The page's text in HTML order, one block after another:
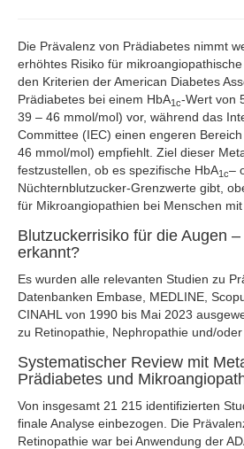
Die Prävalenz von Prädiabetes nimmt
erhöhtes Risiko für
den Kriterien der American Diabetes
Prädiabetes bei einem HbA1c-Wert von
39 – 46 mmol/mol) vor, während das
Committee (IEC) einen engeren
46 mmol/mol) empfiehlt. Ziel dieser
festzustellen, ob es spezifische HbA1c–
Nüchternblutzucker-Grenzwerte gibt,
für Mikroangiopathien bei Menschen
Blutzuckerrisiko für die Augen
erkannt?
Es wurden alle relevanten Studien zu
Datenbanken Embase, MEDLINE,
CINAHL von 1990 bis Mai 2023
zu Retinopathie, Nephropathie und/
Systematischer Review mit
Prädiabetes und
Von insgesamt 21 215 identifizierten
finale Analyse einbezogen. Die
Retinopathie war bei Anwendung der